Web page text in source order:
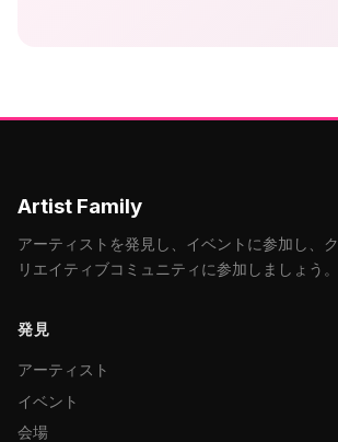
Artist Family
アーティストを発見し、イベントに参加し、ク
リエイティブコミュニティに参加しましょう。
発見
アーティスト
イベント
会場